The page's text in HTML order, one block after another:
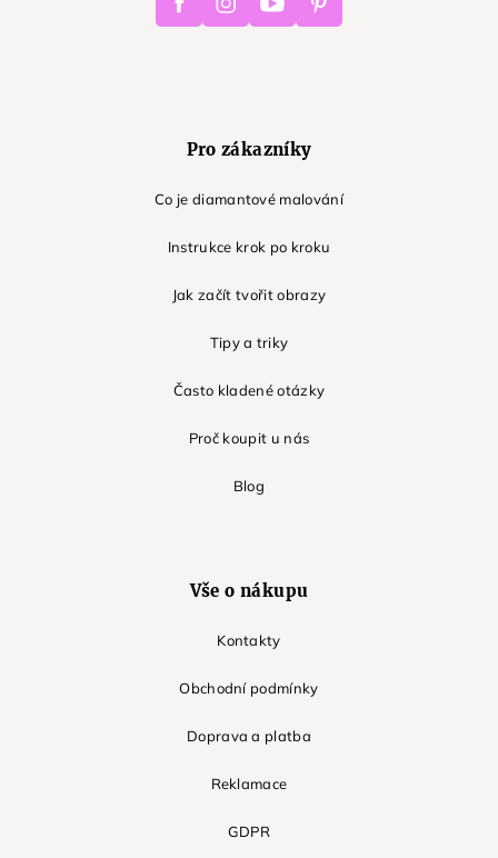
Pro zákazníky
Co je diamantové malování
Instrukce krok po kroku
Jak začít tvořit obrazy
Tipy a triky
Často kladené otázky
Proč koupit u nás
Blog
Vše o nákupu
Kontakty
Obchodní podmínky
Doprava a platba
Reklamace
GDPR